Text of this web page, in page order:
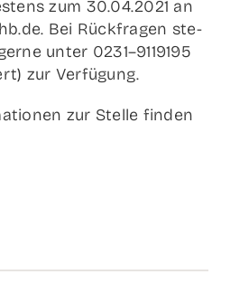
zum 30.04.2021 an
Bei Rück­fra­gen ste­
unter 0231–9119195
zur Verfügung.
zur Stel­le fin­den